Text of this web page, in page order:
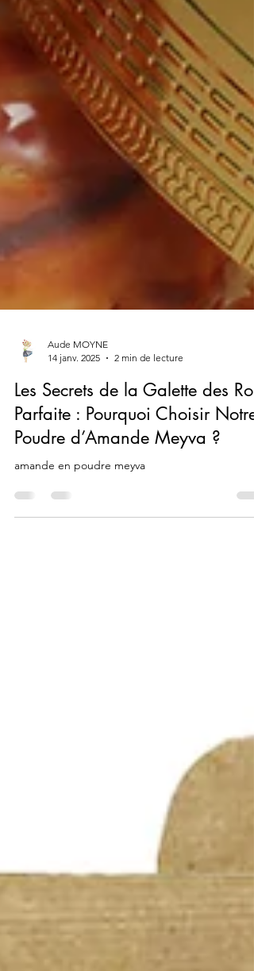
14 janv. 2025
2 min de lecture
Les Secrets de la Galette des Rois
Parfaite : Pourquoi Choisir Notre
Poudre d’Amande Meyva ?
amande en poudre meyva